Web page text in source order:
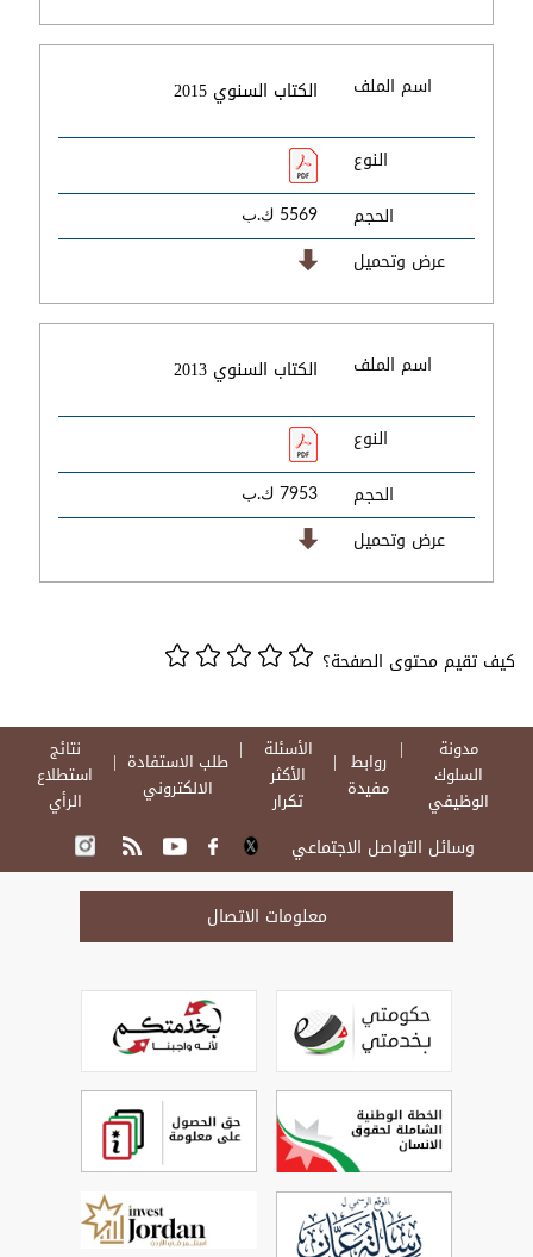
اسم الملف الكتاب السنوي 2015
النوع
الحجم
5569 ك.ب
عرض وتحميل
اسم الملف الكتاب السنوي 2013
النوع
الحجم
7953 ك.ب
عرض وتحميل
كيف تقيم محتوى الصفحة؟
مدونة
السلوك
الوظيفي
روابط
مفيدة
الأسئلة
الأكثر
تكرار
طلب الاستفادة
الالكتروني
نتائج
استطلاع
الرأي
وسائل التواصل الاجتماعي
معلومات الاتصال